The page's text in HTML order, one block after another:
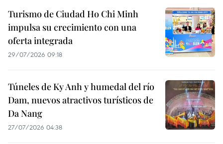
Turismo de Ciudad Ho Chi Minh
impulsa su crecimiento con una
oferta integrada
29/07/2026 09:18
Túneles de Ky Anh y humedal del río
Dam, nuevos atractivos turísticos de
Da Nang
27/07/2026 04:38